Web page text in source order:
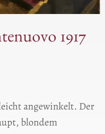
1917
angewinkelt. Der
blondem